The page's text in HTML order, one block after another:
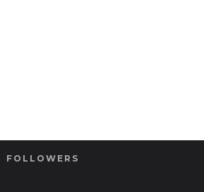
FOLLOWERS